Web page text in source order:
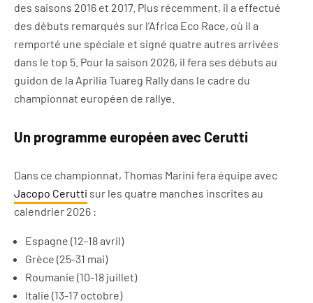
des saisons 2016 et 2017. Plus récemment, il a effectué
des débuts remarqués sur l’Africa Eco Race, où il a
remporté une spéciale et signé quatre autres arrivées
dans le top 5. Pour la saison 2026, il fera ses débuts au
guidon de la Aprilia Tuareg Rally dans le cadre du
championnat européen de rallye.
Un programme européen avec Cerutti
Dans ce championnat, Thomas Marini fera équipe avec
Jacopo Cerutti sur les quatre manches inscrites au
calendrier 2026 :
Espagne (12-18 avril)
Grèce (25-31 mai)
Roumanie (10-18 juillet)
Italie (13-17 octobre)